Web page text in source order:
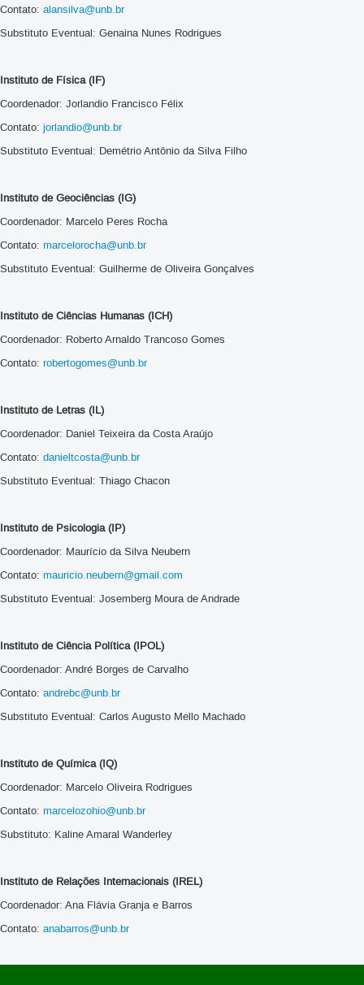
Contato: alansilva@unb.br
Substituto Eventual: Genaina Nunes Rodrigues
Instituto de Física (IF)
Coordenador: Jorlandio Francisco Félix
Contato: jorlandio@unb.br
Substituto Eventual: Demétrio Antônio da Silva Filho
Instituto de Geociências (IG)
Coordenador: Marcelo Peres Rocha
Contato: marcelorocha@unb.br
Substituto Eventual: Guilherme de Oliveira Gonçalves
Instituto de Ciências Humanas (ICH)
Coordenador: Roberto Arnaldo Trancoso Gomes
Contato: robertogomes@unb.br
Instituto de Letras (IL)
Coordenador: Daniel Teixeira da Costa Araújo
Contato: danieltcosta@unb.br
Substituto Eventual: Thiago Chacon
Instituto de Psicologia (IP)
Coordenador: Maurício da Silva Neubern
Contato: mauricio.neubern@gmail.com
Substituto Eventual: Josemberg Moura de Andrade
Instituto de Ciência Política (IPOL)
Coordenador: André Borges de Carvalho
Contato: andrebc@unb.br
Substituto Eventual: Carlos Augusto Mello Machado
Instituto de Química (IQ)
Coordenador: Marcelo Oliveira Rodrigues
Contato: marcelozohio@unb.br
Substituto: Kaline Amaral Wanderley
Instituto de Relações Internacionais (IREL)
Coordenador: Ana Flávia Granja e Barros
Contato: anabarros@unb.br